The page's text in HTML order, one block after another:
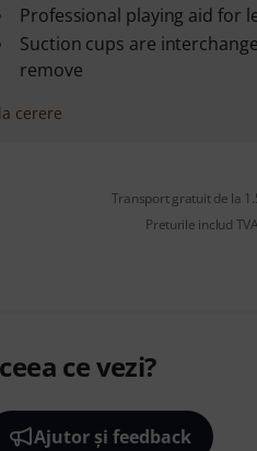
Professional playing aid for
Suction cups are
remove
la cerere
Transport gratuit de la
Preturile includ TVA
ce vezi?
Ajutor și feedback